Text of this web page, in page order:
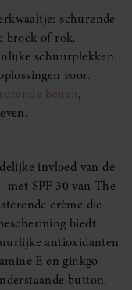
schurende
broek of rok.
schuurplekken.
voor.
benen,
invloed van de
met SPF 30 van The
crème die
biedt
antioxidanten
E en ginkgo
button.